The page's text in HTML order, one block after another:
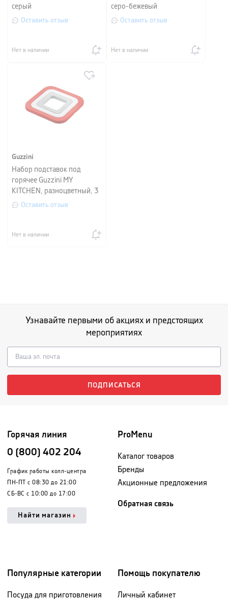
серый
Оставить отзыв
Нет в наличии
серо-бежевый
Оставить отзыв
Нет в наличии
Guzzini
Набор подставок под
горячее Guzzini MY
KITCHEN, разноцветный, 3
предмета
Оставить отзыв
Нет в наличии
Узнавайте первыми об акциях и предстоящих
мероприятиях
ПОДПИСАТЬСЯ
Горячая линия
0 (800) 402 204
График работы колл-центра
ПН-ПТ с 08:30 до 21:00
СБ-ВС с 10:00 до 17:00
Найти магазин
ProMenu
Каталог товаров
Бренды
Акционные предложения
Обратная связь
Популярные категории
Посуда для приготовления
Помощь покупателю
Личный кабинет